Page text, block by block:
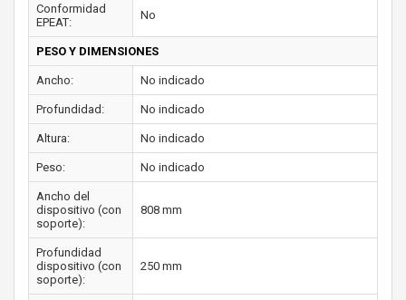
Conformidad
EPEAT:
No
PESO Y DIMENSIONES
Ancho: No indicado
Profundidad: No indicado
Altura: No indicado
Peso: No indicado
Ancho del
dispositivo (con
soporte):
808 mm
Profundidad
dispositivo (con
soporte):
250 mm